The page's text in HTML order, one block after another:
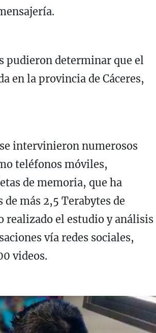
pudieron determinar que el
en la provincia de Cáceres,
intervinieron numerosos
teléfonos móviles,
de memoria, que ha
más 2,5 Terabytes de
realizado el estudio y análisis
vía redes sociales,
videos.